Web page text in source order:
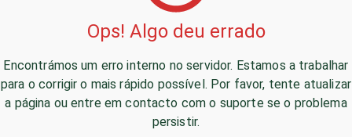
Ops! Algo deu errado
Encontrámos um erro interno no servidor. Estamos a trabalhar
para o corrigir o mais rápido possível. Por favor, tente atualizar
a página ou entre em contacto com o suporte se o problema
persistir.